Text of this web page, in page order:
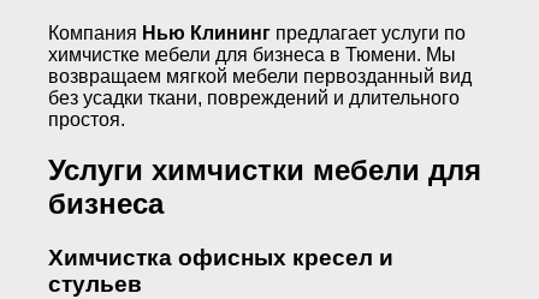
Компания Нью Клининг предлагает услуги по
химчистке мебели для бизнеса в Тюмени. Мы
возвращаем мягкой мебели первозданный вид
без усадки ткани, повреждений и длительного
простоя.
Услуги химчистки мебели для
бизнеса
Химчистка офисных кресел и
стульев